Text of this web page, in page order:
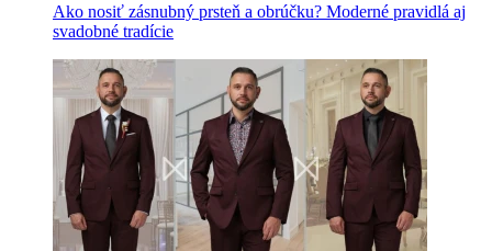
Ako nosiť zásnubný prsteň a obrúčku? Moderné pravidlá aj
svadobné tradície